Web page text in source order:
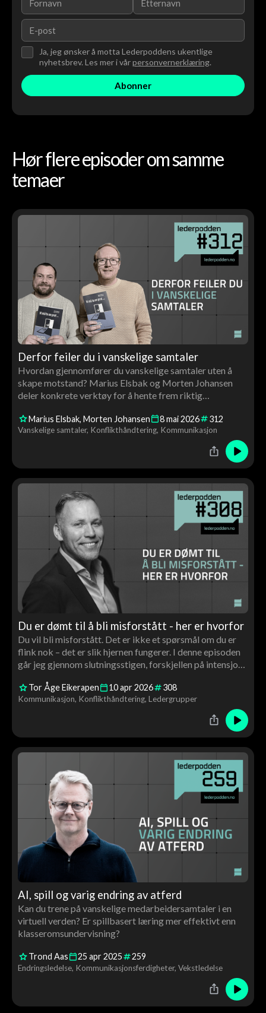
Ja, jeg ønsker å motta Lederpoddens ukentlige
nyhetsbrev. Les mer i vårpersonvernerklæring.
Hør flere episoder om samme
temaer
Derfor feiler du i vanskelige samtaler
Hvordan gjennomfører du vanskelige samtaler uten å
skape motstand? Marius Elsbak og Morten Johansen
deler konkrete verktøy for å hente frem riktig
Marius Elsbak Morten Johansen 8mai2026 312
Vanskelige samtaler Konflikthåndtering Kommunikasjon
Du er dømt til å bli misforstått - her er hvorfor
Du vil bli misforstått. Det er ikke et spørsmål om du er
flink nok – det er slik hjernen fungerer. I denne episoden
går jeg gjennom slutningsstigen, forskjellen på intensjon
hvordan du tolker – og blir fortolket
Tor Åge Eikerapen 10apr2026 308
Kommunikasjon Konflikthåndtering Ledergrupper
AI, spill og varig endring av atferd
Kan du trene på vanskelige medarbeidersamtaler i en
virtuell verden? Er spillbasert læring mer effektivt enn
klasseromsundervisning?
Trond Aas 25 apr2025 259
Endringsledelse Kommunikasjonsferdigheter Vekstledelse